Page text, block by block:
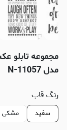
مجموعه تابلو
مدل N-11057
رنگ قاب
سفید مشکی